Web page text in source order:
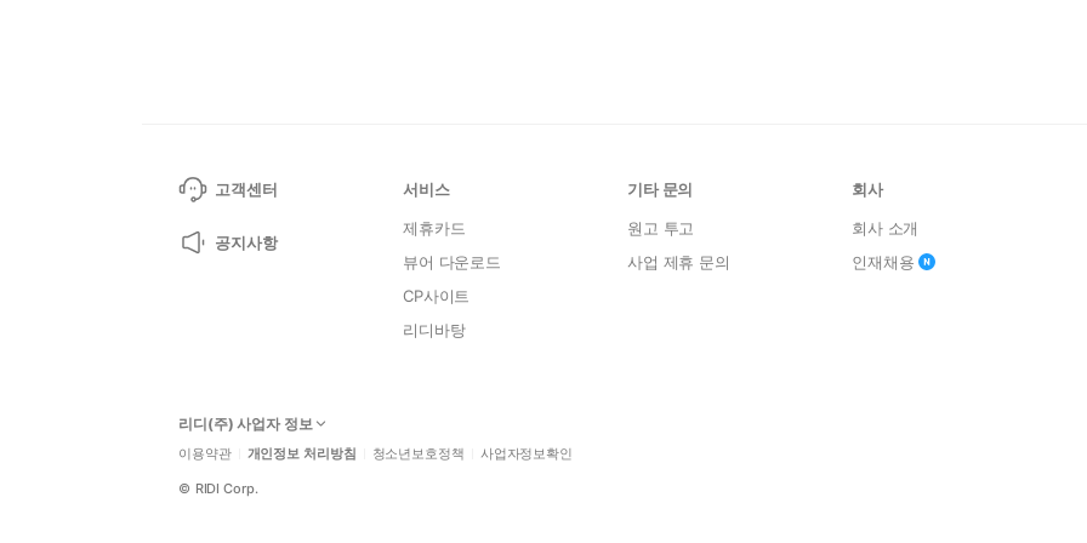
고객센터
공지사항
서비스
제휴카드
뷰어 다운로드
CP사이트
리디바탕
기타 문의
원고 투고
사업 제휴 문의
회사
회사 소개
인재채용
리디(주) 사업자 정보
이용약관 개인정보 처리방침 청소년보호정책 사업자정보확인
© RIDI Corp.